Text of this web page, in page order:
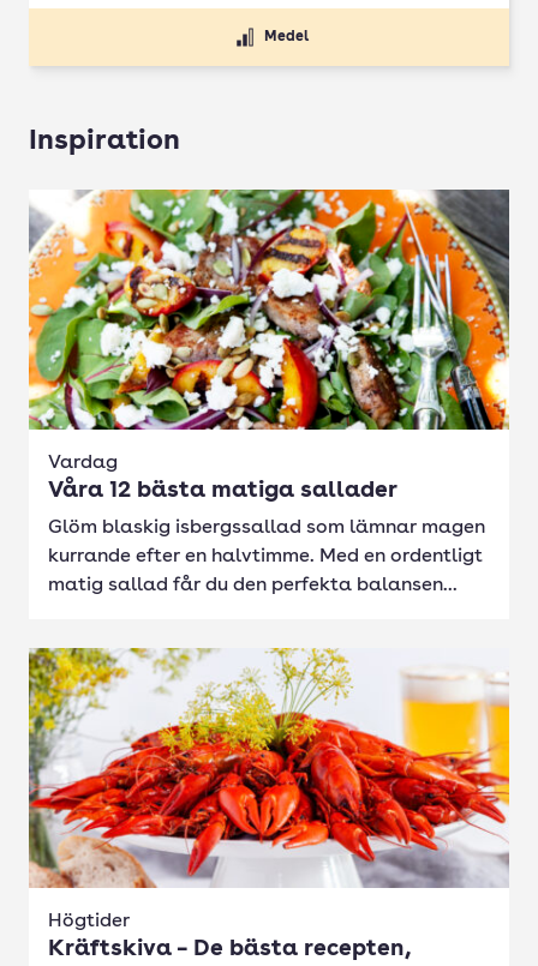
Medel
Inspiration
Vardag
Våra 12 bästa matiga sallader
Glöm blaskig isbergssallad som lämnar magen
kurrande efter en halvtimme. Med en ordentligt
matig sallad får du den perfekta balansen...
Högtider
Kräftskiva – De bästa recepten,